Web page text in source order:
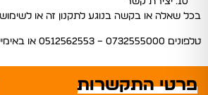
בכל שאלה או בקשה בנוגע לתקנון זה או
טלפונים 0732555000 – 0512562553 או באימייל
פרטי התקשרות